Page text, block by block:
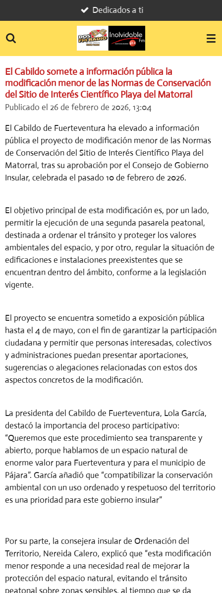
al
contenido
Dedicados a ti
El Cabildo somete a información pública la
modificación menor de las Normas de Conservación
del Sitio de Interés Científico Playa del Matorral
Publicado el 26 de febrero de 2026, 13:04
El Cabildo de Fuerteventura ha elevado a información
pública el proyecto de modificación menor de las Normas
de Conservación del Sitio de Interés Científico Playa del
Matorral, tras su aprobación por el Consejo de Gobierno
Insular, celebrada el pasado 10 de febrero de 2026.
El objetivo principal de esta modificación es, por un lado,
permitir la ejecución de una segunda pasarela peatonal,
destinada a ordenar el tránsito y proteger los valores
ambientales del espacio, y por otro, regular la situación de
edificaciones e instalaciones preexistentes que se
encuentran dentro del ámbito, conforme a la legislación
vigente.
El proyecto se encuentra sometido a exposición pública
hasta el 4 de mayo, con el fin de garantizar la participación
ciudadana y permitir que personas interesadas, colectivos
y administraciones puedan presentar aportaciones,
sugerencias o alegaciones relacionadas con estos dos
aspectos concretos de la modificación.
La presidenta del Cabildo de Fuerteventura, Lola García,
destacó la importancia del proceso participativo:
“Queremos que este procedimiento sea transparente y
abierto, porque hablamos de un espacio natural de
enorme valor para Fuerteventura y para el municipio de
Pájara”. García añadió que “compatibilizar la conservación
ambiental con un uso ordenado y respetuoso del territorio
es una prioridad para este gobierno insular”
Por su parte, la consejera insular de Ordenación del
Territorio, Nereida Calero, explicó que “esta modificación
menor responde a una necesidad real de mejorar la
protección del espacio natural, evitando el tránsito
peatonal sobre zonas sensibles, al tiempo que se da